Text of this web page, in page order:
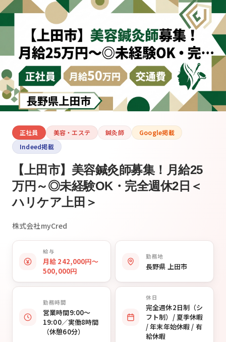
正社員 美容・エステ 鍼灸師
Google掲載
Indeed掲載
【上田市】美容鍼灸師募集！月給25
万円～◎未経験OK・完全週休2日＜
ハリケア上田＞
株式会社myCred
給与
月給 242,000円〜
500,000円
勤務地
長野県 上田市
勤務時間
営業時間9:00〜
19:00／実働8時間
（休憩60分）
休日
完全週休2日制（シ
フト制）/ 夏季休暇
/ 年末年始休暇 / 有
給休暇